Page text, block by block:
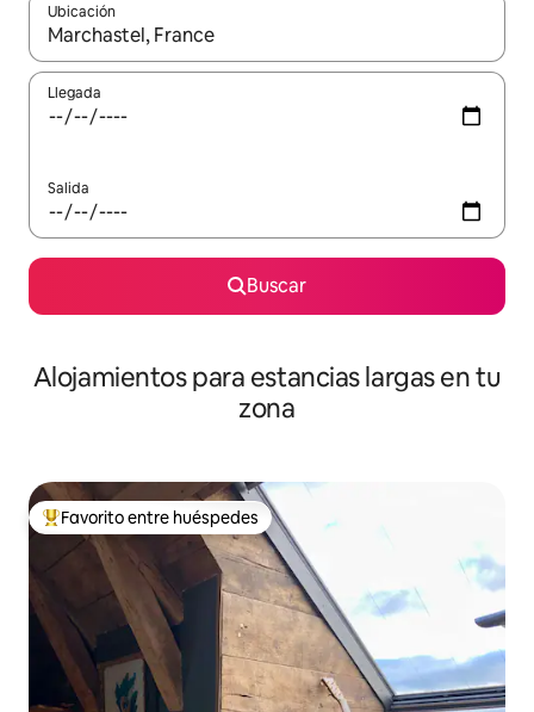
Ubicación
Cuando los resultados estén disponibles, podrás navegar
Llegada
Salida
Buscar
Alojamientos para estancias largas en tu
zona
De los mejores en Favorito entre huéspedes
Favorito entre huéspedes